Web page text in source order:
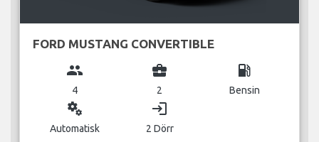
FORD MUSTANG CONVERTIBLE
group
4
business_center
2
local_gas_station
Bensin
miscellaneous_services
Automatisk
login
2 Dörr